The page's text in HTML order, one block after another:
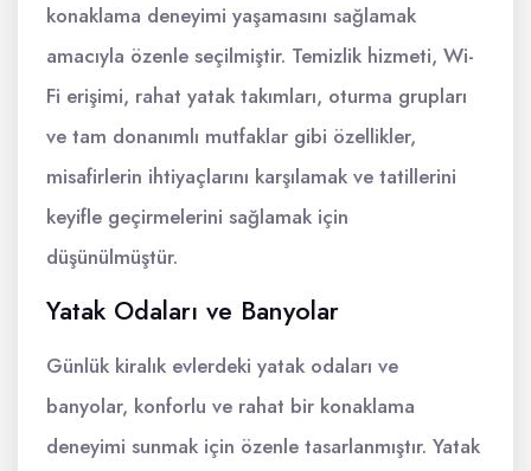
konaklama deneyimi yaşamasını sağlamak
amacıyla özenle seçilmiştir. Temizlik hizmeti, Wi-
Fi erişimi, rahat yatak takımları, oturma grupları
ve tam donanımlı mutfaklar gibi özellikler,
misafirlerin ihtiyaçlarını karşılamak ve tatillerini
keyifle geçirmelerini sağlamak için
düşünülmüştür.
Yatak Odaları ve Banyolar
Günlük kiralık evlerdeki yatak odaları ve
banyolar, konforlu ve rahat bir konaklama
deneyimi sunmak için özenle tasarlanmıştır. Yatak